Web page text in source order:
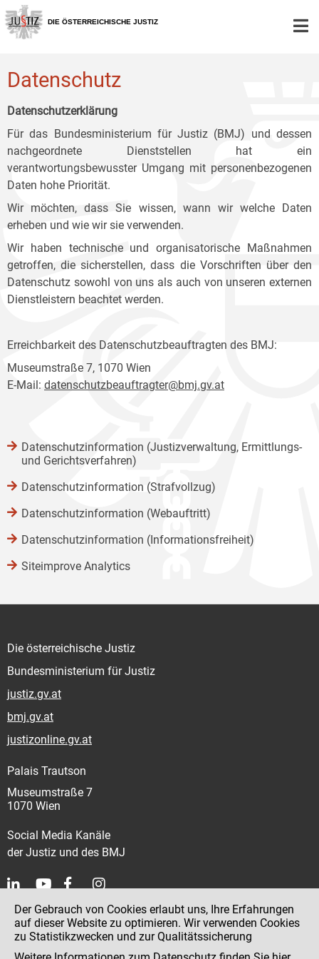
Zur
Hauptnavigation
[1]
Zum
Inhalt
[2]
Zum
Untermenü
[3]
DIE ÖSTERREICHISCHE JUSTIZ
Datenschutz
Datenschutzerklärung
Für das Bundesministerium für Justiz (BMJ) und dessen
nachgeordnete Dienststellen hat ein
verantwortungsbewusster Umgang mit personenbezogenen
Daten hohe Priorität.
Wir möchten, dass Sie wissen, wann wir welche Daten
erheben und wie wir sie verwenden.
Wir haben technische und organisatorische Maßnahmen
getroffen, die sicherstellen, dass die Vorschriften über den
Datenschutz sowohl von uns als auch von unseren externen
Dienstleistern beachtet werden.
Erreichbarkeit des Datenschutzbeauftragten des BMJ:
Museumstraße 7, 1070 Wien
E-Mail: datenschutzbeauftragter@bmj.gv.at
Datenschutzinformation (Justizverwaltung, Ermittlungs-
und Gerichtsverfahren)
Datenschutzinformation (Strafvollzug)
Datenschutzinformation (Webauftritt)
Datenschutzinformation (Informationsfreiheit)
Siteimprove Analytics
Die österreichische Justiz
Bundesministerium für Justiz
justiz.gv.at
bmj.gv.at
justizonline.gv.at
Palais Trautson
Museumstraße 7
1070 Wien
Social Media Kanäle
der Justiz und des BMJ
Kontakt
Impressum
Der Gebrauch von Cookies erlaubt uns, Ihre Erfahrungen
auf dieser Website zu optimieren. Wir verwenden Cookies
zu Statistikzwecken und zur Qualitätssicherung